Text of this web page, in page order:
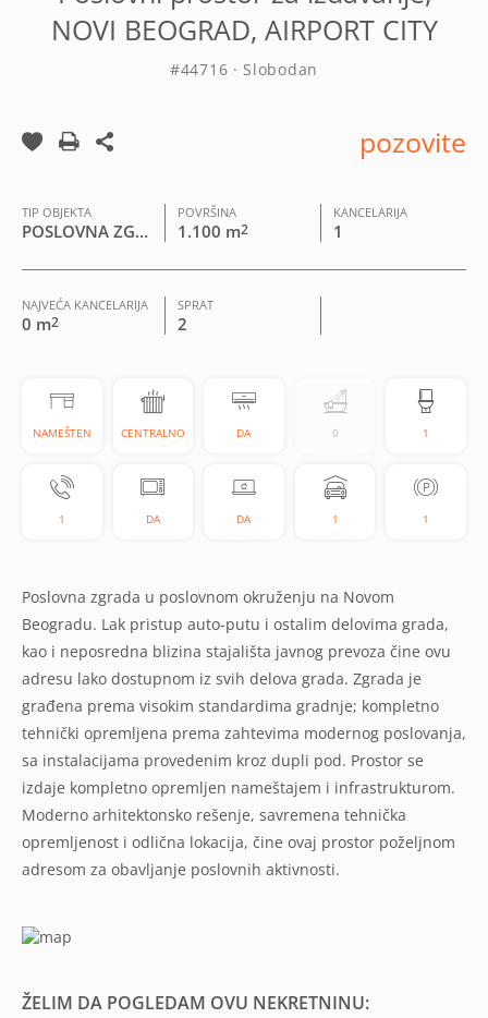
NOVI BEOGRAD, AIRPORT CITY
#44716 · Slobodan
pozovite
TIP OBJEKTA
POSLOVNA ZGRADA
POVRŠINA
1.100 m2
KANCELARIJA
1
NAJVEĆA KANCELARIJA
0 m2
SPRAT
2
NAMEŠTEN CENTRALNO DA 0 1
1 DA DA 1 1
Poslovna zgrada u poslovnom okruženju na Novom
Beogradu. Lak pristup auto-putu i ostalim delovima grada,
kao i neposredna blizina stajališta javnog prevoza čine ovu
adresu lako dostupnom iz svih delova grada. Zgrada je
građena prema visokim standardima gradnje; kompletno
tehnički opremljena prema zahtevima modernog poslovanja,
sa instalacijama provedenim kroz dupli pod. Prostor se
izdaje kompletno opremljen nameštajem i infrastrukturom.
Moderno arhitektonsko rešenje, savremena tehnička
opremljenost i odlična lokacija, čine ovaj prostor poželjnom
adresom za obavljanje poslovnih aktivnosti.
ŽELIM DA POGLEDAM OVU NEKRETNINU: